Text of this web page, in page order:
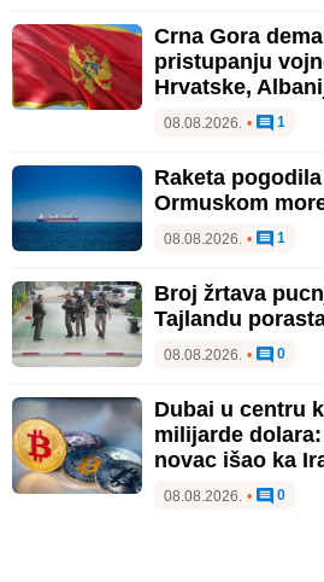
Crna Gora
pristupanju
Hrvatske,
08.08.2026. • 1
Raketa
Ormuskom
08.08.2026. • 1
Broj žrtava
Tajlandu
08.08.2026. • 0
Dubai u centru
milijarde
novac išao ka
08.08.2026. • 0